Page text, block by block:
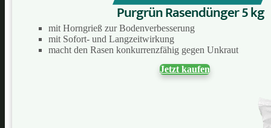
Purgrün Rasendünger 5 kg
mit Horngrieß zur Bodenverbesserung
mit Sofort- und Langzeitwirkung
macht den Rasen konkurrenzfähig gegen Unkraut
Jetzt kaufen